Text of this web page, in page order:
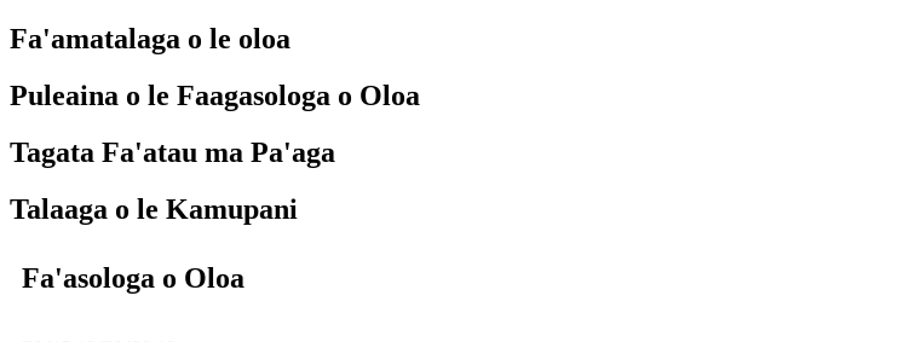
Fa'amatalaga o le oloa
Puleaina o le Faagasologa o Oloa
Tagata Fa'atau ma Pa'aga
Talaaga o le Kamupani
Fa'asologa o Oloa